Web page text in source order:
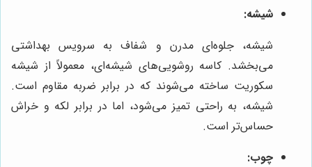
شیشه:
شیشه، جلوه‌ای مدرن و شفاف به سرویس بهداشتی
می‌بخشد. کاسه روشویی‌های شیشه‌ای، معمولاً از شیشه
سکوریت ساخته می‌شوند که در برابر ضربه مقاوم است.
شیشه، به راحتی تمیز می‌شود، اما در برابر لکه و خراش
حساس‌تر است.
چوب: